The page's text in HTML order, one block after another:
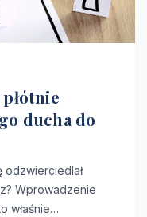
ducha do
odzwierciedlał
Wprowadzenie
właśnie…